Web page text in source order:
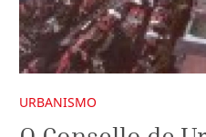
URBANISMO